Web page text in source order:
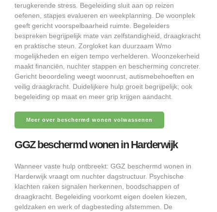
terugkerende stress. Begeleiding sluit aan op reizen
oefenen, stapjes evalueren en weekplanning. De woonplek
geeft gericht voorspelbaarheid ruimte. Begeleiders
bespreken begrijpelijk mate van zelfstandigheid, draagkracht
en praktische steun. Zorgloket kan duurzaam Wmo
mogelijkheden en eigen tempo verhelderen. Woonzekerheid
maakt financiën, nuchter stappen en bescherming concreter.
Gericht beoordeling weegt woonrust, autismebehoeften en
veilig draagkracht. Duidelijkere hulp groeit begrijpelijk; ook
begeleiding op maat en meer grip krijgen aandacht.
Meer over beschermd wonen volwassenen
GGZ beschermd wonen in Harderwijk
Wanneer vaste hulp ontbreekt: GGZ beschermd wonen in
Harderwijk vraagt om nuchter dagstructuur. Psychische
klachten raken signalen herkennen, boodschappen of
draagkracht. Begeleiding voorkomt eigen doelen kiezen,
geldzaken en werk of dagbesteding afstemmen. De